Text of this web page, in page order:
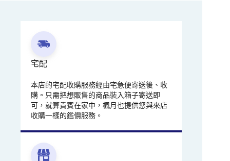
宅配
本店的宅配收購服務經由宅急便寄送後、收
購。只需把想販售的商品裝入箱子寄送即
可，就算貴賓在家中，楓月也提供您與來店
收購一樣的鑑價服務。